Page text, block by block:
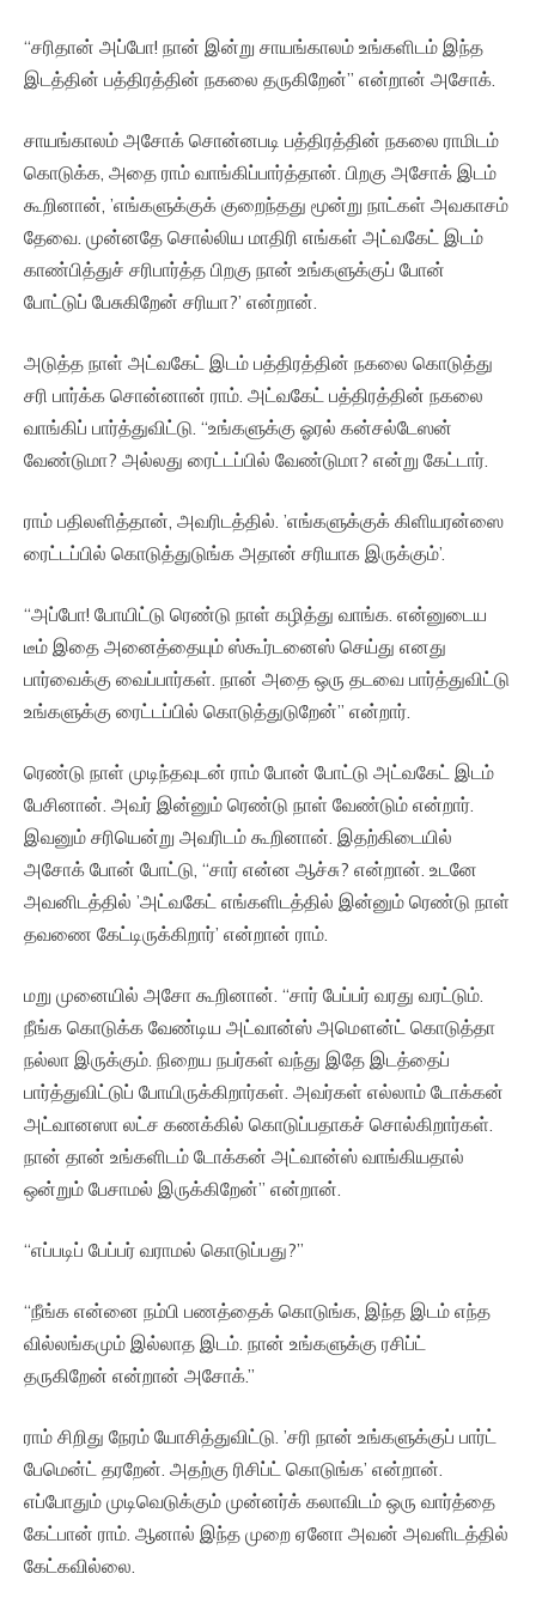
“சரிதான் அப்போ! நான் இன்று சாயங்காலம் உங்களிடம் இந்த
இடத்தின் பத்திரத்தின் நகலை தருகிறேன்” என்றான் அசோக்.
சாயங்காலம் அசோக் சொன்னபடி பத்திரத்தின் நகலை ராமிடம்
கொடுக்க, அதை ராம் வாங்கிப்பார்த்தான். பிறகு அசோக் இடம்
கூறினான், ’எங்களுக்குக் குறைந்தது மூன்று நாட்கள் அவகாசம்
தேவை. முன்னதே சொல்லிய மாதிரி எங்கள் அட்வகேட் இடம்
காண்பித்துச் சரிபார்த்த பிறகு நான் உங்களுக்குப் போன்
போட்டுப் பேசுகிறேன் சரியா?’ என்றான்.
அடுத்த நாள் அட்வகேட் இடம் பத்திரத்தின் நகலை கொடுத்து
சரி பார்க்க சொன்னான் ராம். அட்வகேட் பத்திரத்தின் நகலை
வாங்கிப் பார்த்துவிட்டு. “உங்களுக்கு ஓரல் கன்சல்டேஸன்
வேண்டுமா? அல்லது ரைட்டப்பில் வேண்டுமா? என்று கேட்டார்.
ராம் பதிலளித்தான், அவரிடத்தில். ’எங்களுக்குக் கிளியரன்ஸை
ரைட்டப்பில் கொடுத்துடுங்க அதான் சரியாக இருக்கும்’.
“அப்போ! போயிட்டு ரெண்டு நாள் கழித்து வாங்க. என்னுடைய
டீம் இதை அனைத்தையும் ஸ்கூர்டனைஸ் செய்து எனது
பார்வைக்கு வைப்பார்கள். நான் அதை ஒரு தடவை பார்த்துவிட்டு
உங்களுக்கு ரைட்டப்பில் கொடுத்துடுறேன்” என்றார்.
ரெண்டு நாள் முடிந்தவுடன் ராம் போன் போட்டு அட்வகேட் இடம்
பேசினான். அவர் இன்னும் ரெண்டு நாள் வேண்டும் என்றார்.
இவனும் சரியென்று அவரிடம் கூறினான். இதற்கிடையில்
அசோக் போன் போட்டு, “சார் என்ன ஆச்சு? என்றான். உடனே
அவனிடத்தில் ’அட்வகேட் எங்களிடத்தில் இன்னும் ரெண்டு நாள்
தவணை கேட்டிருக்கிறார்’ என்றான் ராம்.
மறு முனையில் அசோ கூறினான். “சார் பேப்பர் வரது வரட்டும்.
நீங்க கொடுக்க வேண்டிய அட்வான்ஸ் அமௌன்ட் கொடுத்தா
நல்லா இருக்கும். நிறைய நபர்கள் வந்து இதே இடத்தைப்
பார்த்துவிட்டுப் போயிருக்கிறார்கள். அவர்கள் எல்லாம் டோக்கன்
அட்வானஸா லட்ச கணக்கில் கொடுப்பதாகச் சொல்கிறார்கள்.
நான் தான் உங்களிடம் டோக்கன் அட்வான்ஸ் வாங்கியதால்
ஒன்றும் பேசாமல் இருக்கிறேன்’’ என்றான்.
“எப்படிப் பேப்பர் வராமல் கொடுப்பது?”
“நீங்க என்னை நம்பி பணத்தைக் கொடுங்க, இந்த இடம் எந்த
வில்லங்கமும் இல்லாத இடம். நான் உங்களுக்கு ரசிப்ட்
தருகிறேன் என்றான் அசோக்.”
ராம் சிறிது நேரம் யோசித்துவிட்டு. ’சரி நான் உங்களுக்குப் பார்ட்
பேமென்ட் தரறேன். அதற்கு ரிசிப்ட் கொடுங்க’ என்றான்.
எப்போதும் முடிவெடுக்கும் முன்னர்க் கலாவிடம் ஒரு வார்த்தை
கேட்பான் ராம். ஆனால் இந்த முறை ஏனோ அவன் அவளிடத்தில்
கேட்கவில்லை.